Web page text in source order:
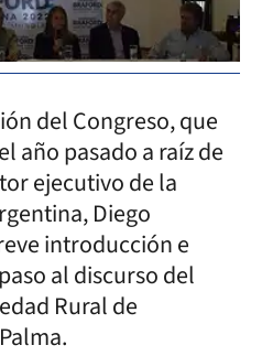
del Congreso, que
año pasado a raíz de
ejecutivo de la
Diego
introducción e
al discurso del
Rural de